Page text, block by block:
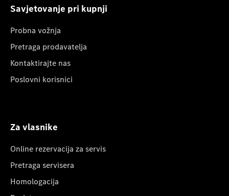
Savjetovanje pri kupnji
Probna vožnja
Pretraga prodavatelja
Kontaktirajte nas
Poslovni korisnici
Za vlasnike
Online rezervacija za servis
Pretraga servisera
Homologacija